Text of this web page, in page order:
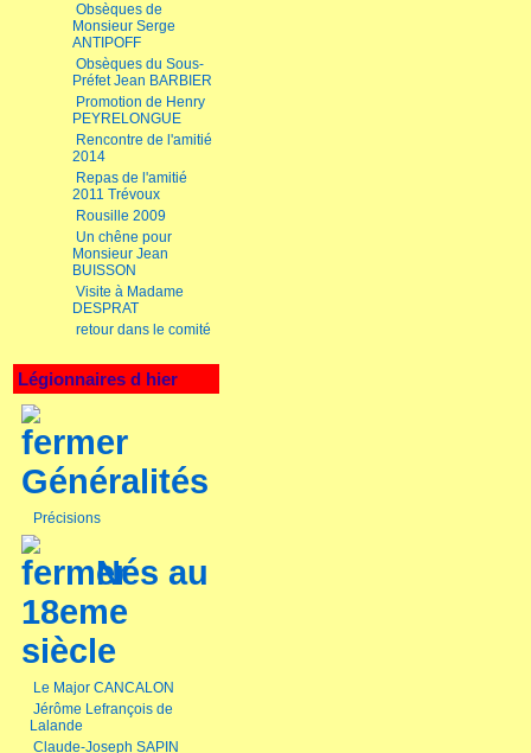
Obsèques de
Monsieur Serge
ANTIPOFF
Obsèques du Sous-
Préfet Jean BARBIER
Promotion de Henry
PEYRELONGUE
Rencontre de l'amitié
2014
Repas de l'amitié
2011 Trévoux
Rousille 2009
Un chêne pour
Monsieur Jean
BUISSON
Visite à Madame
DESPRAT
retour dans le comité
Légionnaires d hier
Généralités
Précisions
Nés au
18eme
siècle
Le Major CANCALON
Jérôme Lefrançois de
Lalande
Claude-Joseph SAPIN